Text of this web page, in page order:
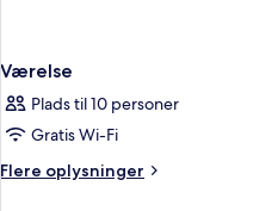
Værelse
Plads til 10 personer
Gratis Wi-Fi
Flere oplysninger
Flere